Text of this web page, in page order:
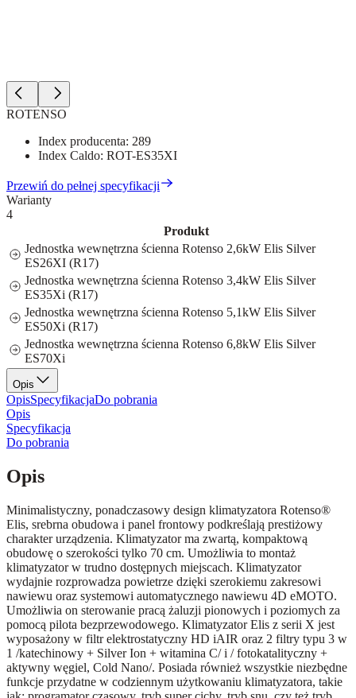
ROTENSO
Index producenta: 289
Index Caldo: ROT-ES35XI
Przewiń do pełnej specyfikacji
Warianty
4
Produkt
Jednostka wewnętrzna ścienna Rotenso 2,6kW Elis Silver
ES26XI (R17)
Jednostka wewnętrzna ścienna Rotenso 3,4kW Elis Silver
ES35Xi (R17)
Jednostka wewnętrzna ścienna Rotenso 5,1kW Elis Silver
ES50Xi (R17)
Jednostka wewnętrzna ścienna Rotenso 6,8kW Elis Silver
ES70Xi
Opis
OpisSpecyfikacjaDo pobrania
Opis
Specyfikacja
Do pobrania
Opis
Minimalistyczny, ponadczasowy design klimatyzatora Rotenso®
Elis, srebrna obudowa i panel frontowy podkreślają prestiżowy
charakter urządzenia. Klimatyzator ma zwartą, kompaktową
obudowę o szerokości tylko 70 cm. Umożliwia to montaż
klimatyzator w trudno dostępnych miejscach. Klimatyzator
wydajnie rozprowadza powietrze dzięki szerokiemu zakresowi
nawiewu oraz systemowi automatycznego nawiewu 4D eMOTO.
Umożliwia on sterowanie pracą żaluzji pionowych i poziomych za
pomocą pilota bezprzewodowego. Klimatyzator Elis z serii X jest
wyposażony w filtr elektrostatyczny HD iAIR oraz 2 filtry typu 3 w
1 /katechinowy + Silver Ion + witamina C/ i / fotokatalityczny +
aktywny węgiel, Cold Nano/. Posiada również wszystkie niezbędne
funkcje przydatne w codziennym użytkowaniu klimatyzatora, takie